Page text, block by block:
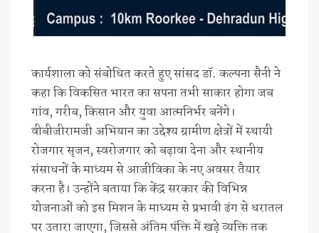
कार्यशाला को संबोधित करते हुए सांसद डॉ. कल्पना सैनी ने
कहा कि विकसित भारत का सपना तभी साकार होगा जब
गांव, गरीब, किसान और युवा आत्मनिर्भर बनेंगे।
वीबीजीरामजी अभियान का उद्देश्य ग्रामीण क्षेत्रों में स्थायी
रोजगार सृजन, स्वरोजगार को बढ़ावा देना और स्थानीय
संसाधनों के माध्यम से आजीविका के नए अवसर तैयार
करना है। उन्होंने बताया कि केंद्र सरकार की विभिन्न
योजनाओं को इस मिशन के माध्यम से प्रभावी ढंग से धरातल
पर उतारा जाएगा, जिससे अंतिम पंक्ति में खड़े व्यक्ति तक